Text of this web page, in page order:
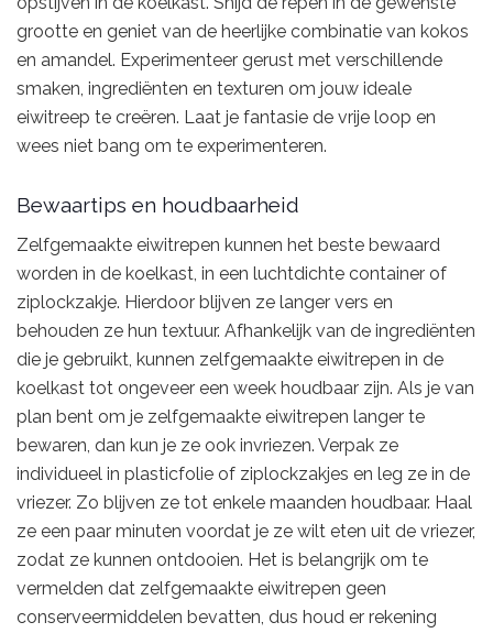
grootte en geniet van de heerlijke combinatie van kokos
en amandel. Experimenteer gerust met verschillende
smaken, ingrediënten en texturen om jouw ideale
eiwitreep te creëren. Laat je fantasie de vrije loop en
wees niet bang om te experimenteren.
Bewaartips en houdbaarheid
Zelfgemaakte eiwitrepen kunnen het beste bewaard
worden in de koelkast, in een luchtdichte container of
ziplockzakje. Hierdoor blijven ze langer vers en
behouden ze hun textuur. Afhankelijk van de ingrediënten
die je gebruikt, kunnen zelfgemaakte eiwitrepen in de
koelkast tot ongeveer een week houdbaar zijn. Als je van
plan bent om je zelfgemaakte eiwitrepen langer te
bewaren, dan kun je ze ook invriezen. Verpak ze
individueel in plasticfolie of ziplockzakjes en leg ze in de
vriezer. Zo blijven ze tot enkele maanden houdbaar. Haal
ze een paar minuten voordat je ze wilt eten uit de vriezer,
zodat ze kunnen ontdooien. Het is belangrijk om te
vermelden dat zelfgemaakte eiwitrepen geen
conserveermiddelen bevatten, dus houd er rekening